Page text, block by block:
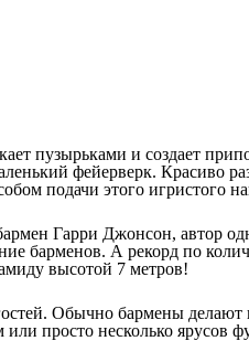
пузырьками и создает
фейерверк. Красиво
подачи этого игристого
Гарри Джонсон, автор
барменов. А рекорд по
высотой 7 метров!
Обычно бармены
просто несколько ярусов